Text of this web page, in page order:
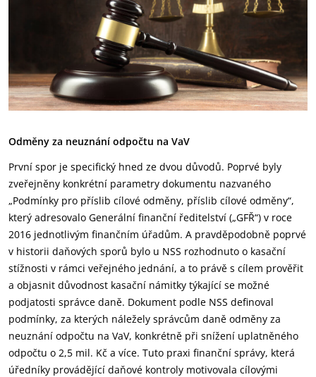
Odměny za neuznání odpočtu na VaV
První spor je specifický hned ze dvou důvodů. Poprvé byly
zveřejněny konkrétní parametry dokumentu nazvaného
„Podmínky pro příslib cílové odměny, příslib cílové odměny“,
který adresovalo Generální finanční ředitelství („GFŘ“) v roce
2016 jednotlivým finančním úřadům. A pravděpodobně poprvé
v historii daňových sporů bylo u NSS rozhodnuto o kasační
stížnosti v rámci veřejného jednání, a to právě s cílem prověřit
a objasnit důvodnost kasační námitky týkající se možné
podjatosti správce daně. Dokument podle NSS definoval
podmínky, za kterých náležely správcům daně odměny za
neuznání odpočtu na VaV, konkrétně při snížení uplatněného
odpočtu o 2,5 mil. Kč a více. Tuto praxi finanční správy, která
úředníky provádějící daňové kontroly motivovala cílovými